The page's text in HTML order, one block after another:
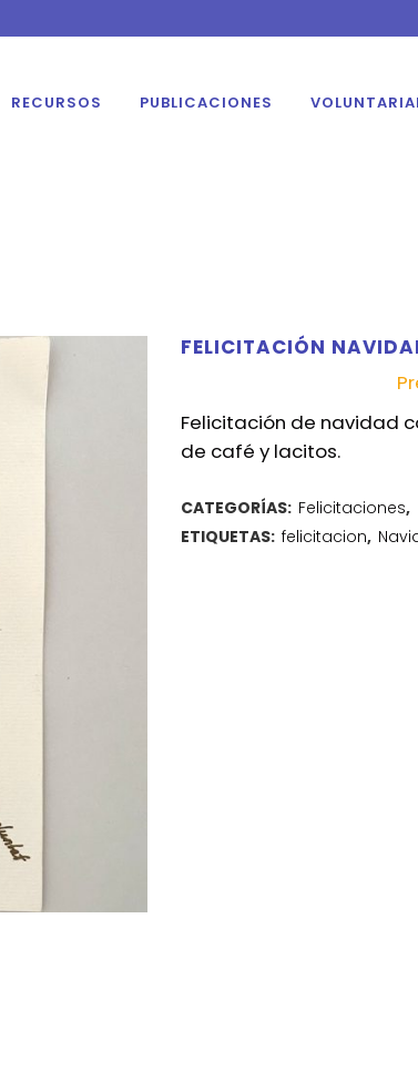
RECURSOS PUBLICACIONES
FELICITACIÓN
Felicitación de navidad
de café y lacitos.
CATEGORÍAS: Felicitaciones,
ETIQUETAS: felicitacion,